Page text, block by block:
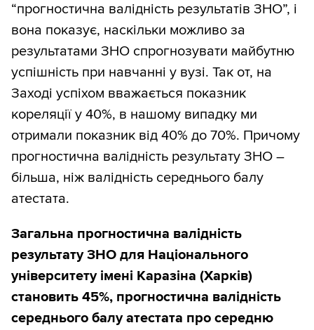
“прогностична валідність результатів ЗНО”, і
вона показує, наскільки можливо за
результатами ЗНО спрогнозувати майбутню
успішність при навчанні у вузі. Так от, на
Заході успіхом вважається показник
кореляції у 40%, в нашому випадку ми
отримали показник від 40% до 70%. Причому
прогностична валідність результату ЗНО –
більша, ніж валідність середнього балу
атестата.
Загальна прогностична валідність
результату ЗНО для Національного
університету імені Каразіна (Харків)
становить 45%, прогностична валідність
середнього балу атестата про середню